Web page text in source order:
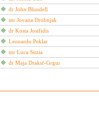
dr John Blundell
mr Jovana Drobnjak
dr Kosta Josifidis
Leonardo Peklar
mr Luca Sitzia
dr Maja Drakić-Grgur